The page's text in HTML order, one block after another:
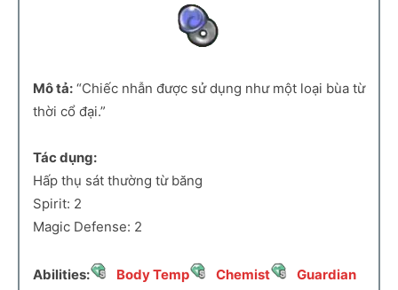
Mô tả: “Chiếc nhẫn được sử dụng như một loại bùa từ
thời cổ đại.”
Tác dụng:
Hấp thụ sát thường từ băng
Spirit: 2
Magic Defense: 2
Abilities: Body Temp Chemist
Guardian